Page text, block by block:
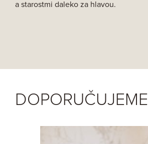
a starostmi daleko za hlavou.
DOPORUČUJEME